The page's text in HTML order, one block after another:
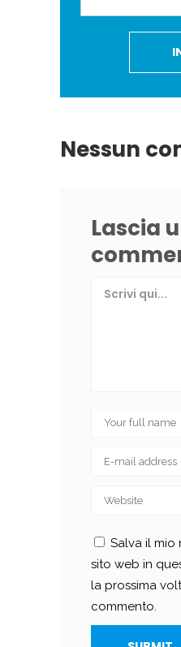
Nessun
Lascia
Salva il mio
sito web in
la prossima
commento.